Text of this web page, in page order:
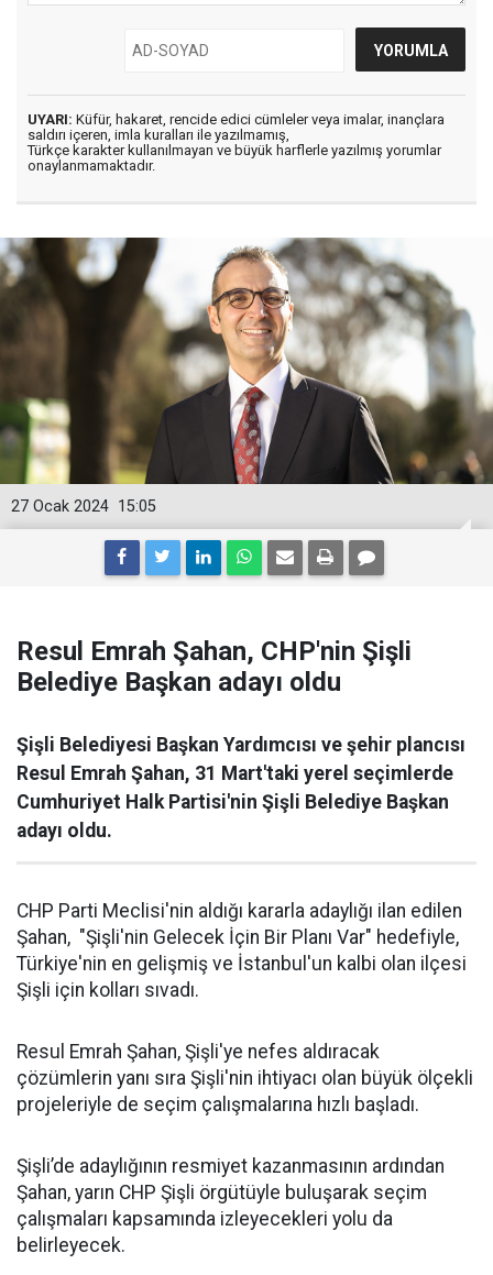
UYARI: Küfür, hakaret, rencide edici cümleler veya imalar, inançlara
saldırı içeren, imla kuralları ile yazılmamış,
Türkçe karakter kullanılmayan ve büyük harflerle yazılmış yorumlar
onaylanmamaktadır.
15:05
27 Ocak 2024
Resul Emrah Şahan, CHP'nin Şişli
Belediye Başkan adayı oldu
Şişli Belediyesi Başkan Yardımcısı ve şehir plancısı
Resul Emrah Şahan, 31 Mart'taki yerel seçimlerde
Cumhuriyet Halk Partisi'nin Şişli Belediye Başkan
adayı oldu.
CHP Parti Meclisi'nin aldığı kararla adaylığı ilan edilen
Şahan, "Şişli'nin Gelecek İçin Bir Planı Var" hedefiyle,
Türkiye'nin en gelişmiş ve İstanbul'un kalbi olan ilçesi
Şişli için kolları sıvadı.
Resul Emrah Şahan, Şişli'ye nefes aldıracak
çözümlerin yanı sıra Şişli'nin ihtiyacı olan büyük ölçekli
projeleriyle de seçim çalışmalarına hızlı başladı.
Şişli’de adaylığının resmiyet kazanmasının ardından
Şahan, yarın CHP Şişli örgütüyle buluşarak seçim
çalışmaları kapsamında izleyecekleri yolu da
belirleyecek.